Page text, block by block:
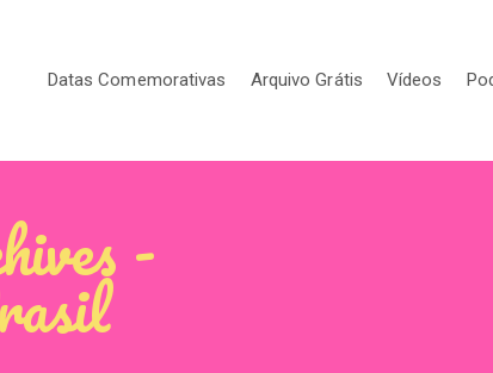
Datas Comemorativas Arquivo Grátis Vídeos
-